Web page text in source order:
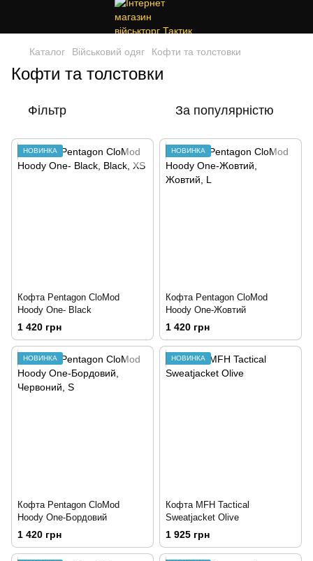
Каталог Військовий одяг Кофти та толстовки
Кофти та толстовки
Фільтр За популярністю
НОВИНКА
Кофта Pentagon CloMod
Hoody One- Black
1 420 грн
НОВИНКА
Кофта Pentagon CloMod
Hoody One-Жовтий
1 420 грн
НОВИНКА
Кофта Pentagon CloMod
Hoody One-Бордовий
1 420 грн
НОВИНКА
Кофта MFH Tactical
Sweatjacket Olive
1 925 грн